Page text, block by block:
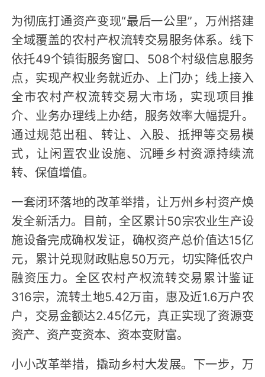
为彻底打通资产变现“最后一公里”，万州搭建
全域覆盖的农村产权流转交易服务体系。线下
依托49个镇街服务窗口、508个村级信息服务
点，实现产权业务就近办、上门办；线上接入
全市农村产权流转交易大市场，实现项目推
介、业务办理线上办结，服务效率大幅提升。
通过规范出租、转让、入股、抵押等交易模
式，让闲置农业设施、沉睡乡村资源持续流
转、保值增值。
一套闭环落地的改革举措，让万州乡村资产焕
发全新活力。目前，全区累计50宗农业生产设
施设备完成确权发证，确权资产总价值达15亿
元，累计兑现财政贴息50万元，切实降低农户
融资压力。全区农村产权流转交易累计鉴证
316宗，流转土地5.42万亩，惠及近1.6万户农
户，交易金额达2.45亿元，真正实现了资源变
资产、资产变资本、资本变财富。
小小改革举措，撬动乡村大发展。下一步，万